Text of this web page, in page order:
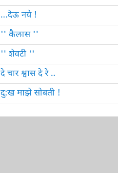
...देऊ नये !
'' कैलास ''
'' शेवटी ''
दे चार श्वास दे रे ..
दु:ख माझे सोबती !